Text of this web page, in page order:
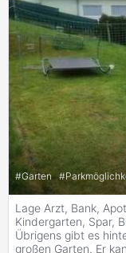
#Garten #
Lage Arzt, Bank,
Kindergarten, Spar,
Übrigens gibt es
großen Garten. Er